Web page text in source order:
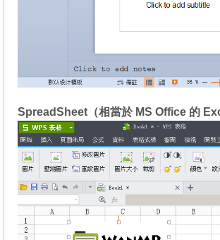
SpreadSheet（相當於 MS Office 的